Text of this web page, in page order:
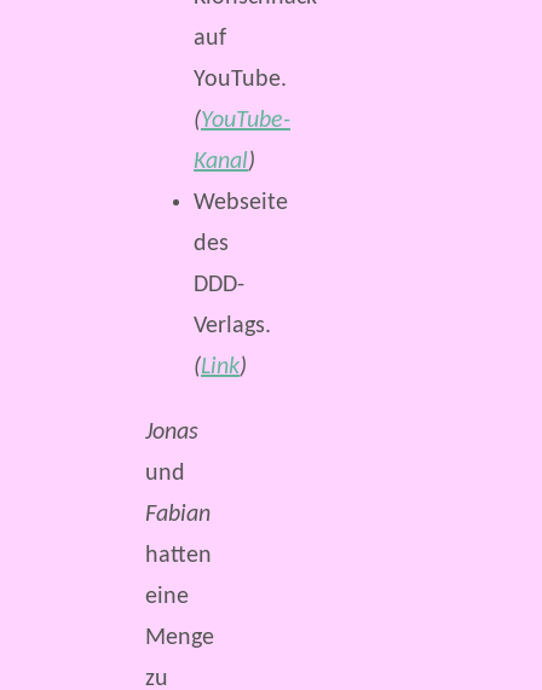
auf
YouTube.
(YouTube-
Kanal)
Webseite
des
DDD-
Verlags.
(Link)
Jonas
und
Fabian
hatten
eine
Menge
zu